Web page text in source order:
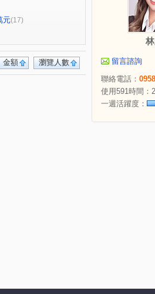
元(17)
瀏覽人數
金額 留言諮詢
聯絡電話：
使用591時間：
一週活躍度：